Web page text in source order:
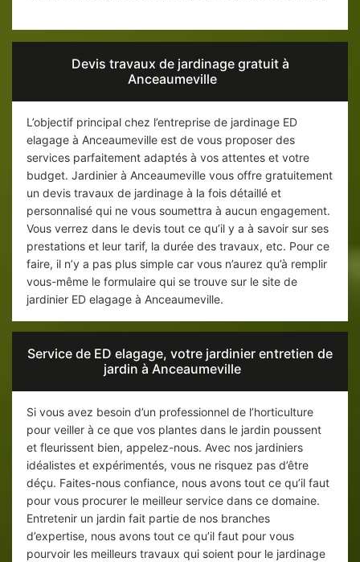
Devis travaux de jardinage gratuit à
Anceaumeville
L’objectif principal chez l’entreprise de jardinage ED
elagage à Anceaumeville est de vous proposer des
services parfaitement adaptés à vos attentes et votre
budget. Jardinier à Anceaumeville vous offre gratuitement
un devis travaux de jardinage à la fois détaillé et
personnalisé qui ne vous soumettra à aucun engagement.
Vous verrez dans le devis tout ce qu’il y a à savoir sur ses
prestations et leur tarif, la durée des travaux, etc. Pour ce
faire, il n’y a pas plus simple car vous n’aurez qu’à remplir
vous-même le formulaire qui se trouve sur le site de
jardinier ED elagage à Anceaumeville.
Service de ED elagage, votre jardinier entretien de
jardin à Anceaumeville
Si vous avez besoin d’un professionnel de l’horticulture
pour veiller à ce que vos plantes dans le jardin poussent
et fleurissent bien, appelez-nous. Avec nos jardiniers
idéalistes et expérimentés, vous ne risquez pas d’être
déçu. Faites-nous confiance, nous avons tout ce qu’il faut
pour vous procurer le meilleur service dans ce domaine.
Entretenir un jardin fait partie de nos branches
d’expertise, nous avons tout ce qu’il faut pour vous
pourvoir les meilleurs travaux qui soient pour le jardinage